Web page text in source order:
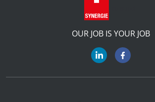
OUR JOB IS YOUR JOB